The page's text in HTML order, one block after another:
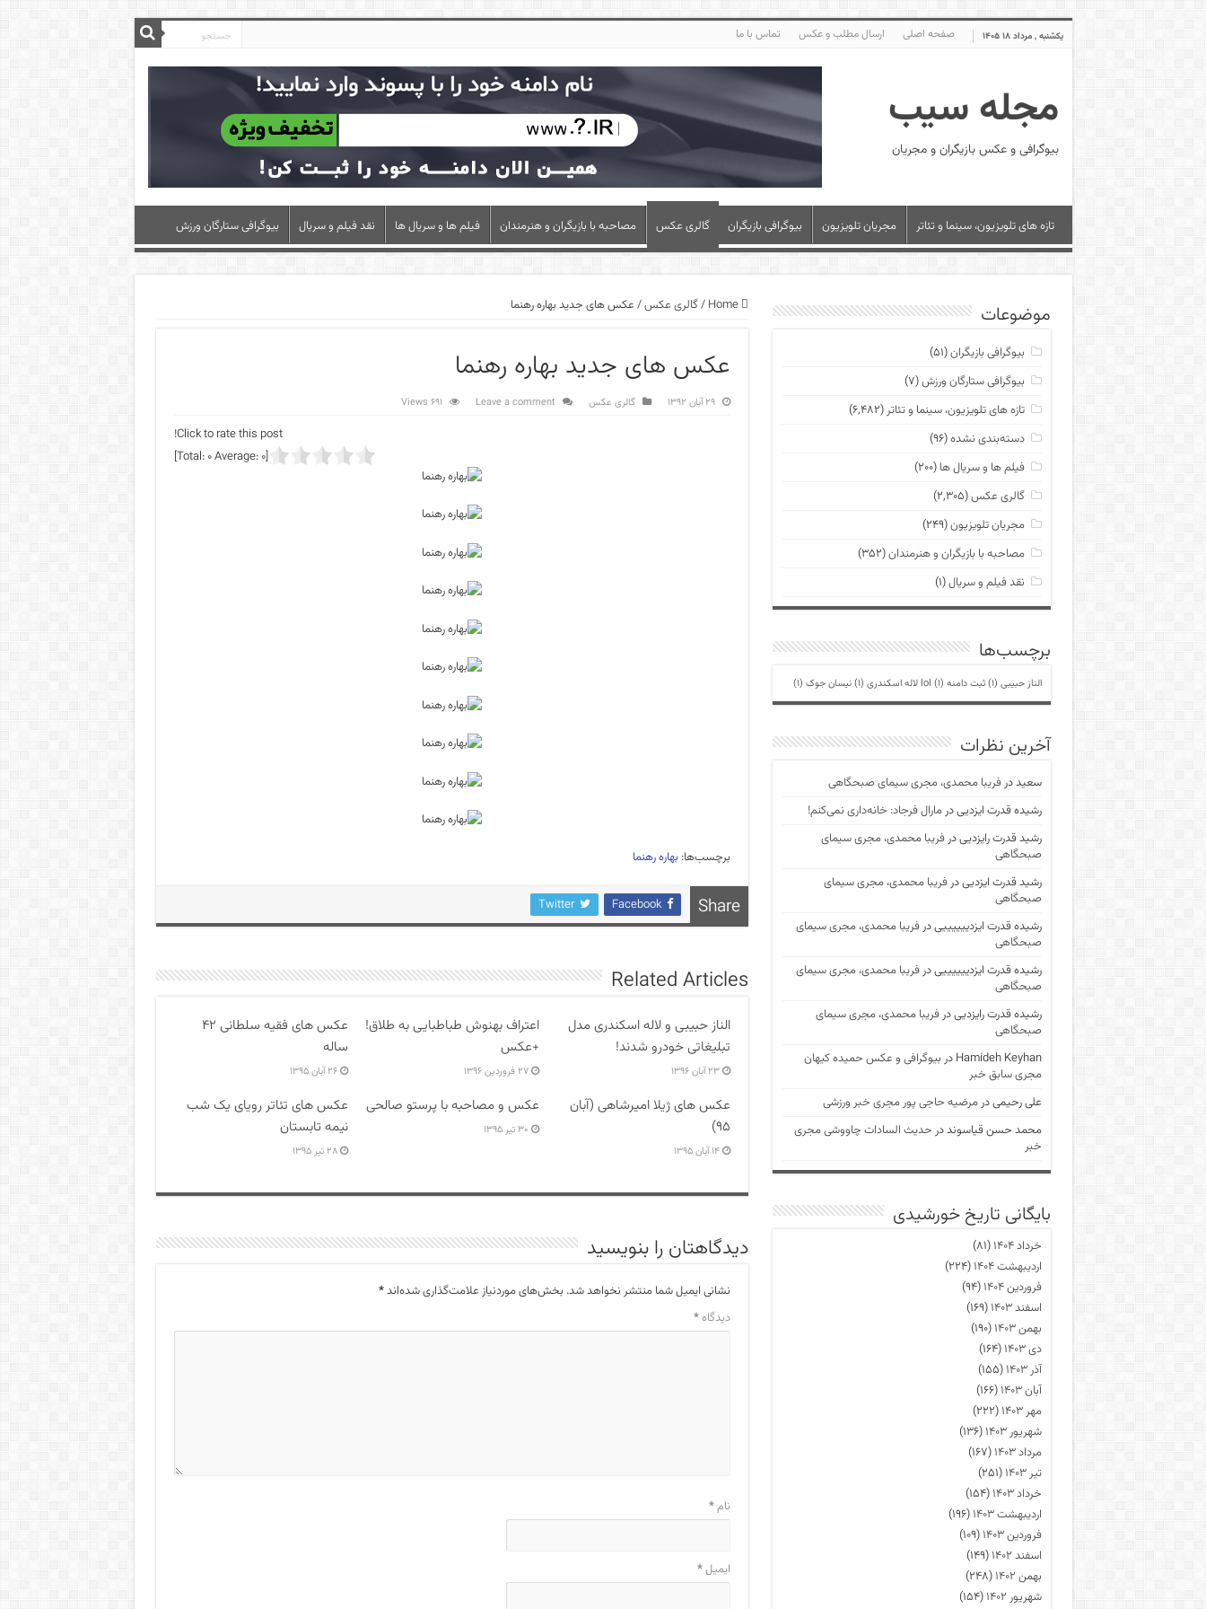
یکشنبه , مرداد ۱۸ ۱۴۰۵ صفحه اصلی ارسال مطلب و عکس تماس با ما
مجله سیب
بیوگرافی و عکس بازیگران و مجریان
تازه های تلویزیون، سینما و تئاتر مجریان تلویزیون بیوگرافی بازیگران گالری عکس مصاحبه با بازیگران و هنرمندان فیلم ها و سریال ها نقد فیلم و سریال بیوگرافی ستارگان ورزش
Home
/گالری عکس/ عکس های جدید بهاره رهنما
عکس های جدید بهاره رهنما
۲۹ آبان ۱۳۹۲ گالری عکس Leave a comment
691 Views
Click to rate this post!
[Total:
0Average: 0
]
برچسب‌ها: بهاره رهنما
Share
Facebook
Twitter
Related Articles
الناز حبیبی و لاله اسکندری مدل
تبلیغاتی خودرو شدند!
۲۳ آبان ۱۳۹۶
اعتراف بهنوش طباطبایی به طلاق!
+عکس
۲۷ فروردین ۱۳۹۶
عکس های فقیه سلطانی ۴۲
ساله
۲۶ آبان ۱۳۹۵
عکس های ژیلا امیرشاهی (آبان
۹۵)
۱۴ آبان ۱۳۹۵
عکس و مصاحبه با پرستو صالحی
۳۰ تیر ۱۳۹۵
عکس های تئاتر رویای یک شب
نیمه تابستان
۲۸ تیر ۱۳۹۵
دیدگاهتان را بنویسید
نشانی ایمیل شما منتشر نخواهد شد. بخش‌های موردنیاز علامت‌گذاری شده‌اند*
دیدگاه*
نام*
ایمیل*
موضوعات
بیوگرافی بازیگران(۵۱)
بیوگرافی ستارگان ورزش(۷)
تازه های تلویزیون، سینما و تئاتر(۶,۴۸۲)
دسته‌بندی نشده(۹۶)
فیلم ها و سریال ها (۲۰۰)
گالری عکس(۲,۳۰۵)
مجریان تلویزیون(۲۴۹)
مصاحبه با بازیگران و هنرمندان(۳۵۲)
نقد فیلم و سریال(۱)
برچسب‌ها
الناز حبیبی (1) ثبت دامنه lol (1) لاله اسکندری (1) نیسان جوک (1)
آخرین نظرات
سعیددرفریبا محمدی، مجری سیمای صبحگاهی
رشیده قدرت ایزدییدرمارال فرجاد: خانه‌داری نمی‌کنم!
رشید قدرت رایزدییدرفریبا محمدی، مجری سیمای
صبحگاهی
رشید قدرت ایزدییدرفریبا محمدی، مجری سیمای
صبحگاهی
رشیده قدرت ایزدیییییییدرفریبا محمدی، مجری سیمای
صبحگاهی
رشیده قدرت ایزدیییییییدرفریبا محمدی، مجری سیمای
صبحگاهی
رشیده قدرت رایزدییدرفریبا محمدی، مجری سیمای
صبحگاهی
Hamideh Keyhan در بیوگرافی و عکس حمیده کیهان
مجری سابق خبر
علی رحیمیدرمرضیه حاجی پور مجری خبر ورزشی
محمد حسن قیاسونددر حدیث السادات چاووشی مجری
خبر
بایگانی تاریخ خورشیدی
خرداد ۱۴۰۴
(۸۱)
اردیبهشت ۱۴۰۴
(۲۲۴)
فروردین ۱۴۰۴
(۹۴)
اسفند ۱۴۰۳
(۱۶۹)
بهمن ۱۴۰۳
(۱۹۰)
دی ۱۴۰۳
(۱۶۴)
آذر ۱۴۰۳
(۱۵۵)
آبان ۱۴۰۳
(۱۶۶)
مهر ۱۴۰۳
(۲۲۲)
شهریور ۱۴۰۳
(۱۳۶)
مرداد ۱۴۰۳
(۱۶۷)
تیر ۱۴۰۳
(۲۵۱)
خرداد ۱۴۰۳
(۱۵۴)
اردیبهشت ۱۴۰۳
(۱۹۶)
فروردین ۱۴۰۳
(۱۰۹)
اسفند ۱۴۰۲
(۱۴۹)
بهمن ۱۴۰۲
(۲۴۸)
شهریور ۱۴۰۲
(۱۵۴)